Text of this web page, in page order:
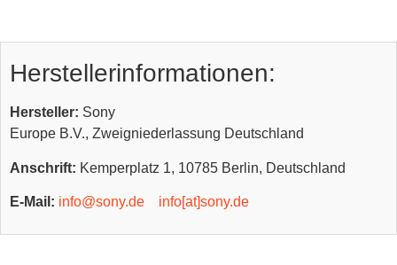
Herstellerinformationen:
Hersteller: Sony
Europe B.V., Zweigniederlassung Deutschland
Anschrift: Kemperplatz 1, 10785 Berlin, Deutschland
E-Mail: info@sony.de info[at]sony.de